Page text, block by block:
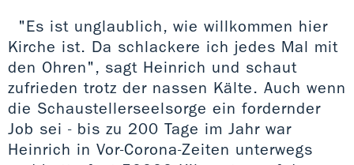
"Es ist unglaublich, wie willkommen hier
Kirche ist. Da schlackere ich jedes Mal mit
den Ohren", sagt Heinrich und schaut
zufrieden trotz der nassen Kälte. Auch wenn
die Schaustellerseelsorge ein fordernder
Job sei - bis zu 200 Tage im Jahr war
Heinrich in Vor-Corona-Zeiten unterwegs